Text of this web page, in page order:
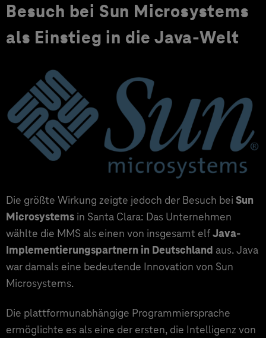
Besuch bei Sun Microsystems
als Einstieg in die Java-Welt
Die größte Wirkung zeigte jedoch der Besuch bei Sun
Microsystems in Santa Clara: Das Unternehmen
wählte die MMS als einen von insgesamt elfJava-
Implementierungspartnern in Deutschland aus. Java
war damals eine bedeutende Innovation von Sun
Microsystems.
Die plattformunabhängige Programmiersprache
ermöglichte es als eine der ersten, die Intelligenz von